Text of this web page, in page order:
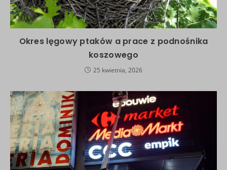
Okres lęgowy ptaków a prace z podnośnika
koszowego
25 kwietnia, 2026